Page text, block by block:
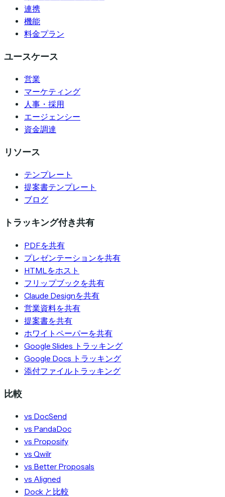
連携
機能
料金プラン
ユースケース
営業
マーケティング
人事・採用
エージェンシー
資金調達
リソース
テンプレート
提案書テンプレート
ブログ
トラッキング付き共有
PDFを共有
プレゼンテーションを共有
HTMLをホスト
フリップブックを共有
Claude Designを共有
営業資料を共有
提案書を共有
ホワイトペーパーを共有
Google Slides トラッキング
Google Docs トラッキング
添付ファイルトラッキング
比較
vs DocSend
vs PandaDoc
vs Proposify
vs Qwilr
vs Better Proposals
vs Aligned
Dock と比較